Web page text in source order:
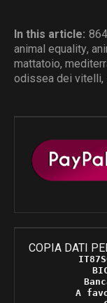
In this article:
animal equality,
mattatoio,
odissea dei vitelli,
COPIA DATI
A